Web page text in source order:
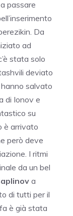
passare
Da
ad
stata solo
deviato
salvato
di Ionov e
su
è arrivato
però deve
I ritmi
da un bel
a
di tutti per il
è già stata